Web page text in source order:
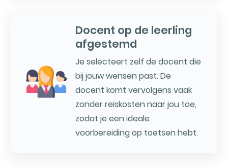
Docent op de leerling
afgestemd
Je selecteert zelf de docent die
bij jouw wensen past. De
docent komt vervolgens vaak
zonder reiskosten naar jou toe,
zodat je een ideale
voorbereiding op toetsen hebt.